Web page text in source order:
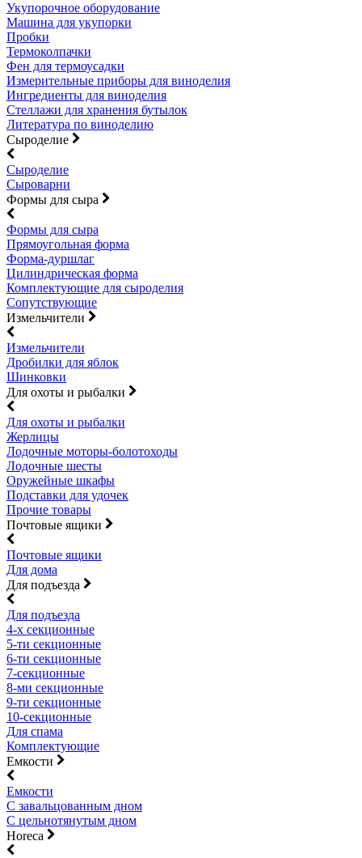
Укупорочное оборудование
Машина для укупорки
Пробки
Термоколпачки
Фен для термоусадки
Измерительные приборы для виноделия
Ингредиенты для виноделия
Стеллажи для хранения бутылок
Литература по виноделию
Сыроделие
Сыроделие
Сыроварни
Формы для сыра
Формы для сыра
Прямоугольная форма
Форма-дуршлаг
Цилиндрическая форма
Комплектующие для сыроделия
Сопутствующие
Измельчители
Измельчители
Дробилки для яблок
Шинковки
Для охоты и рыбалки
Для охоты и рыбалки
Жерлицы
Лодочные моторы-болотоходы
Лодочные шесты
Оружейные шкафы
Подставки для удочек
Прочие товары
Почтовые ящики
Почтовые ящики
Для дома
Для подъезда
Для подъезда
4-х секционные
5-ти секционные
6-ти секционные
7-секционные
8-ми секционные
9-ти секционные
10-секционные
Для спама
Комплектующие
Емкости
Емкости
С завальцованным дном
С цельнотянутым дном
Horeca